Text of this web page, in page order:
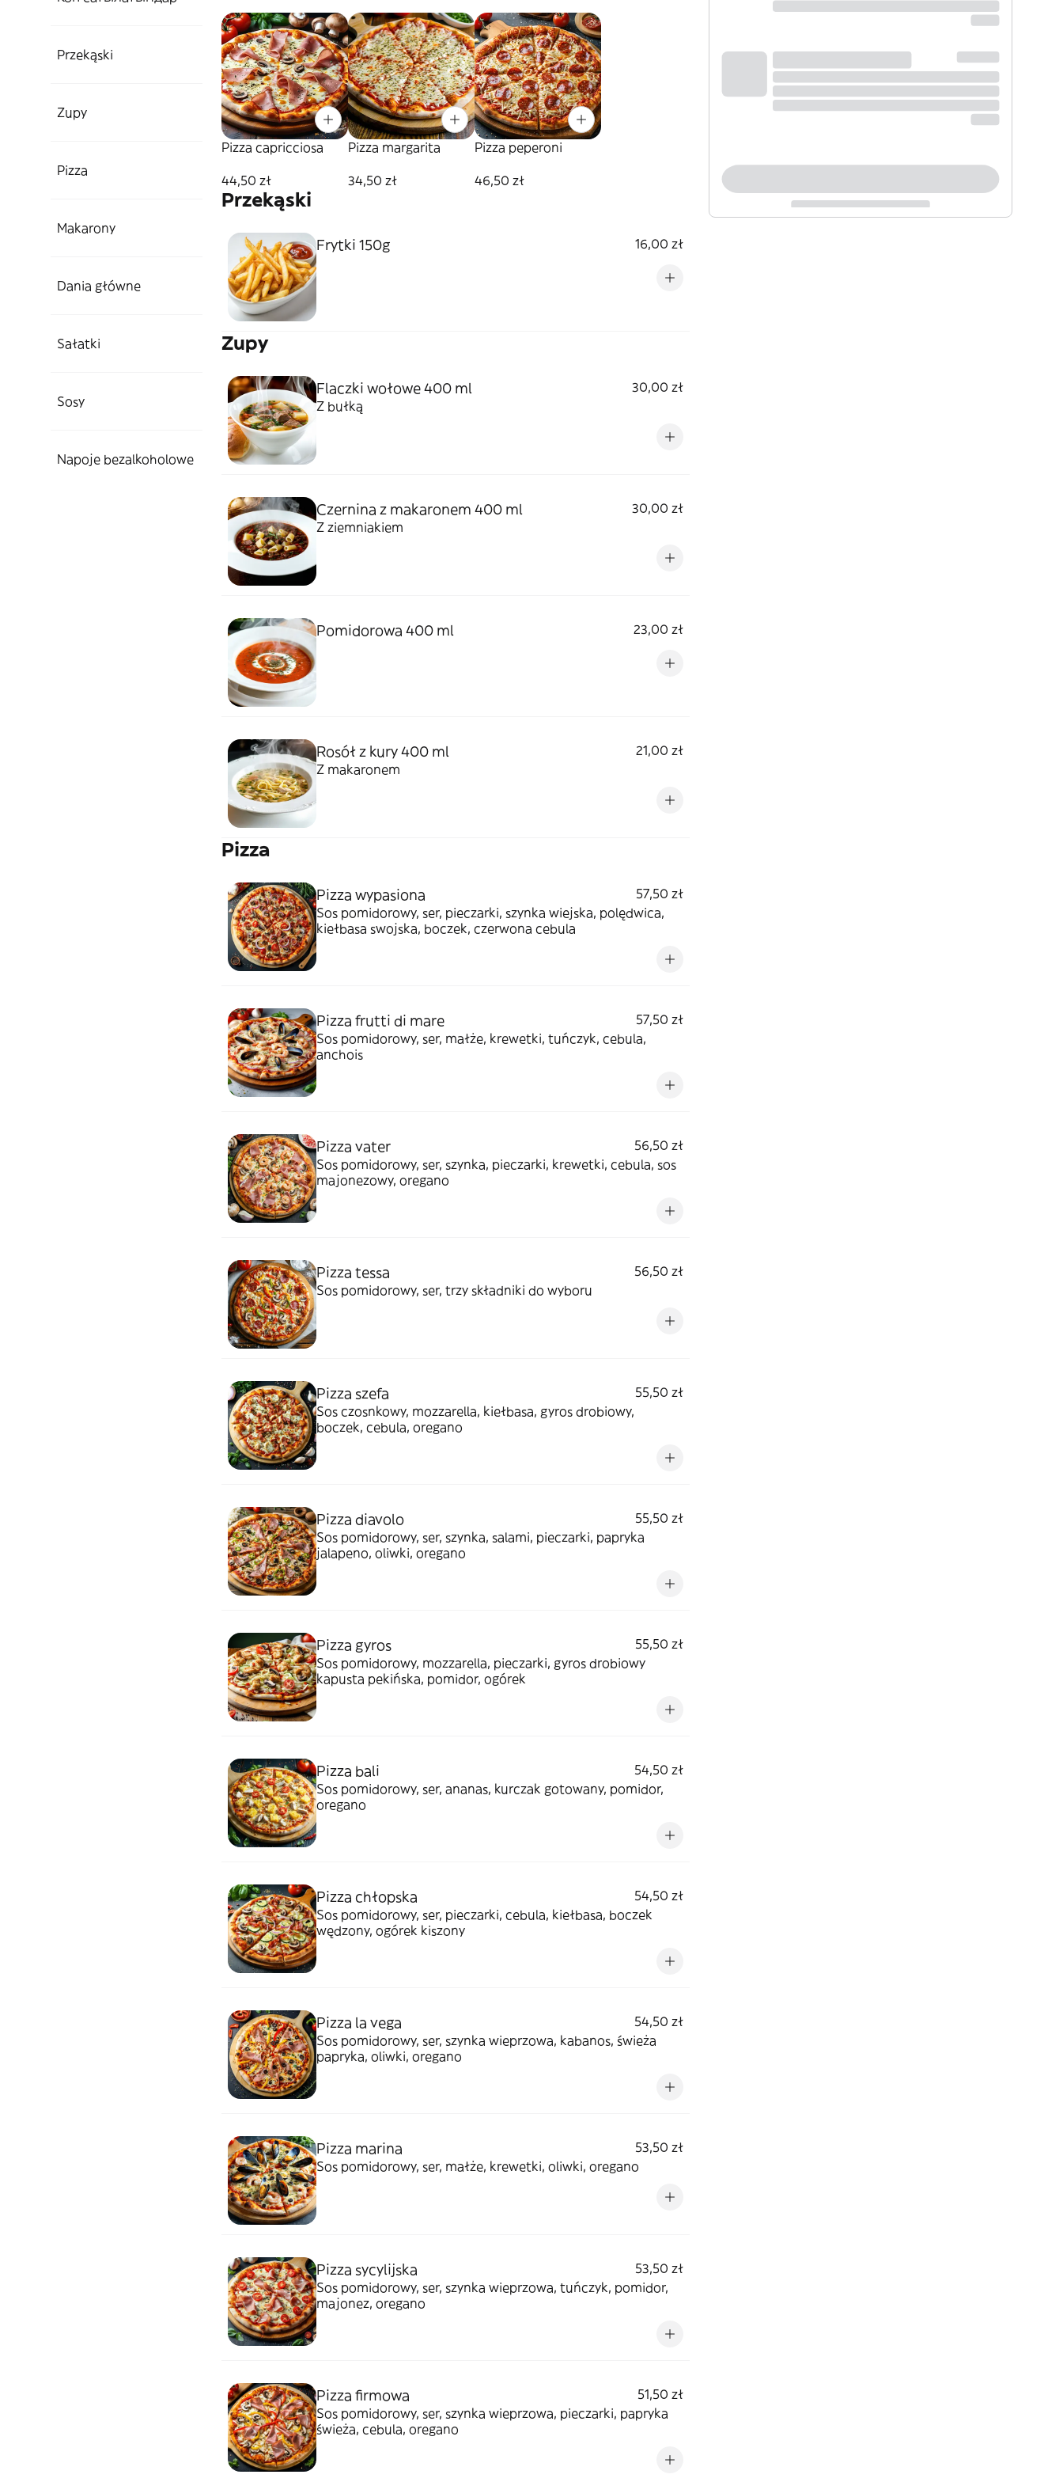
Przekąski
Zupy
Pizza
Makarony
Dania główne
Sałatki
Sosy
Napoje bezalkoholowe
Pizza capricciosa
44,50 zł
Pizza margarita
34,50 zł
Pizza peperoni
46,50 zł
Przekąski
Frytki 150g 16,00 zł
Zupy
Flaczki wołowe 400 ml
30,00 zł
Z bułką
Czernina z makaronem 400 ml
30,00 zł
Z ziemniakiem
Pomidorowa 400 ml 23,00 zł
Rosół z kury 400 ml
21,00 zł
Z makaronem
Pizza
Pizza wypasiona
57,50 zł
Sos pomidorowy, ser, pieczarki, szynka wiejska, polędwica,
kiełbasa swojska, boczek, czerwona cebula
Pizza frutti di mare
57,50 zł
Sos pomidorowy, ser, małże, krewetki, tuńczyk, cebula,
anchois
Pizza vater
56,50 zł
Sos pomidorowy, ser, szynka, pieczarki, krewetki, cebula, sos
majonezowy, oregano
Pizza tessa
56,50 zł
Sos pomidorowy, ser, trzy składniki do wyboru
Pizza szefa
55,50 zł
Sos czosnkowy, mozzarella, kiełbasa, gyros drobiowy,
boczek, cebula, oregano
Pizza diavolo
55,50 zł
Sos pomidorowy, ser, szynka, salami, pieczarki, papryka
jalapeno, oliwki, oregano
Pizza gyros
55,50 zł
Sos pomidorowy, mozzarella, pieczarki, gyros drobiowy
kapusta pekińska, pomidor, ogórek
Pizza bali
54,50 zł
Sos pomidorowy, ser, ananas, kurczak gotowany, pomidor,
oregano
Pizza chłopska
54,50 zł
Sos pomidorowy, ser, pieczarki, cebula, kiełbasa, boczek
wędzony, ogórek kiszony
Pizza la vega
54,50 zł
Sos pomidorowy, ser, szynka wieprzowa, kabanos, świeża
papryka, oliwki, oregano
Pizza marina
53,50 zł
Sos pomidorowy, ser, małże, krewetki, oliwki, oregano
Pizza sycylijska
53,50 zł
Sos pomidorowy, ser, szynka wieprzowa, tuńczyk, pomidor,
majonez, oregano
Pizza firmowa
51,50 zł
Sos pomidorowy, ser, szynka wieprzowa, pieczarki, papryka
świeża, cebula, oregano